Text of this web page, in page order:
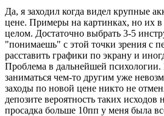
Да, я заходил когда видел крупные
цене. Примеры на картинках, но их в
целом. Достаточно выбрать 3-5
"понимаешь" с этой точки зрения с
расставить графики по экрану и
Проблема в дальнейшей психологии.
заниматься чем-то другим уже
заходы по новой цене никто не
депозите вероятность таких исходов
просадка больше 10пп у меня была